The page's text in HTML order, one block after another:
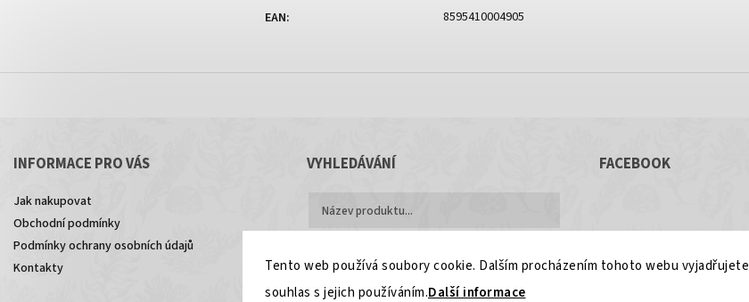
Tento web používá soubory cookie. Dalším procházením tohoto webu vyjadřujete
souhlas s jejich používáním.Další informace
EAN: 8595410004905
INFORMACE PRO VÁS
Jak nakupovat
Obchodní podmínky
Podmínky ochrany osobních údajů
Kontakty
VYHLEDÁVÁNÍ FACEBOOK